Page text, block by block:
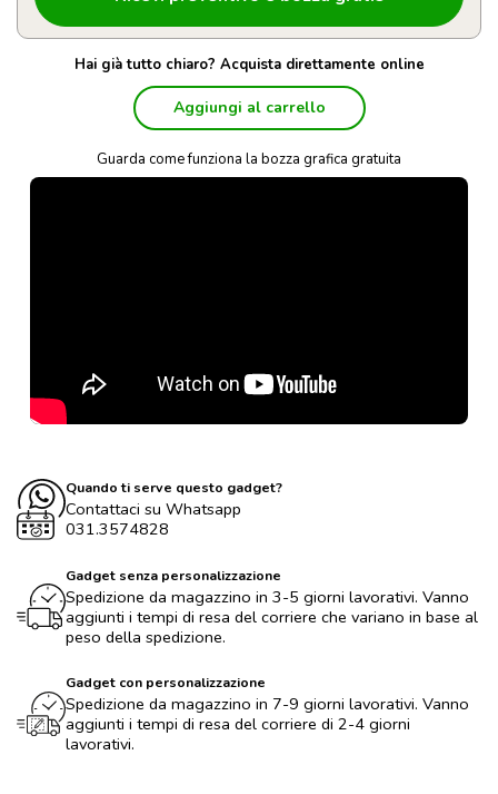
Hai già tutto chiaro? Acquista direttamente online
Aggiungi al carrello
Guarda come funziona la bozza grafica gratuita
Quando ti serve questo gadget?
Contattaci su Whatsapp
031.3574828
Gadget senza personalizzazione
Spedizione da magazzino in 3-5 giorni lavorativi. Vanno
aggiunti i tempi di resa del corriere che variano in base al
peso della spedizione.
Gadget con personalizzazione
Spedizione da magazzino in 7-9 giorni lavorativi. Vanno
aggiunti i tempi di resa del corriere di 2-4 giorni
lavorativi.